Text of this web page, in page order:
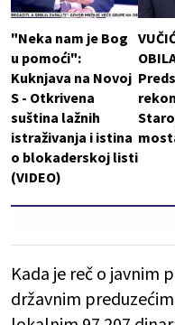
"Neka nam je Bog
u pomoći":
Kuknjava na Novoj
S - Otkrivena
suština lažnih
istraživanja i istina
o blokaderskoj listi
(VIDEO)
Kada je reč o javnim
državnim